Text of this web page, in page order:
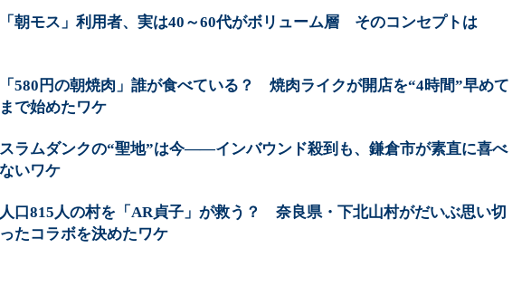
「朝モス」利用者、実は40～60代がボリューム層 そのコンセプトは
「580円の朝焼肉」誰が食べている？ 焼肉ライクが開店を“4時間”早めて
まで始めたワケ
スラムダンクの“聖地”は今――インバウンド殺到も、鎌倉市が素直に喜べ
ないワケ
人口815人の村を「AR貞子」が救う？ 奈良県・下北山村がだいぶ思い切
ったコラボを決めたワケ